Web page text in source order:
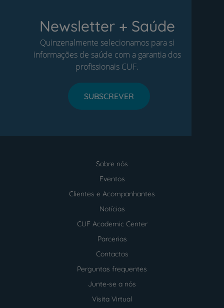
Newsletter + Saúde
Quinzenalmente selecionamos para si
informações de saúde com a garantia dos
profissionais CUF.
SUBSCREVER
Sobre nós
Eventos
Clientes e Acompanhantes
Notícias
CUF Academic Center
Parcerias
Contactos
Perguntas frequentes
Junte-se a nós
Visita Virtual